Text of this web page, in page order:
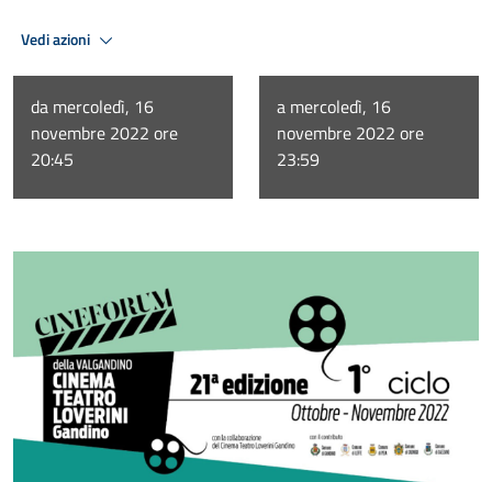
Vedi azioni
da mercoledì, 16
novembre 2022 ore
20:45
a mercoledì, 16
novembre 2022 ore
23:59